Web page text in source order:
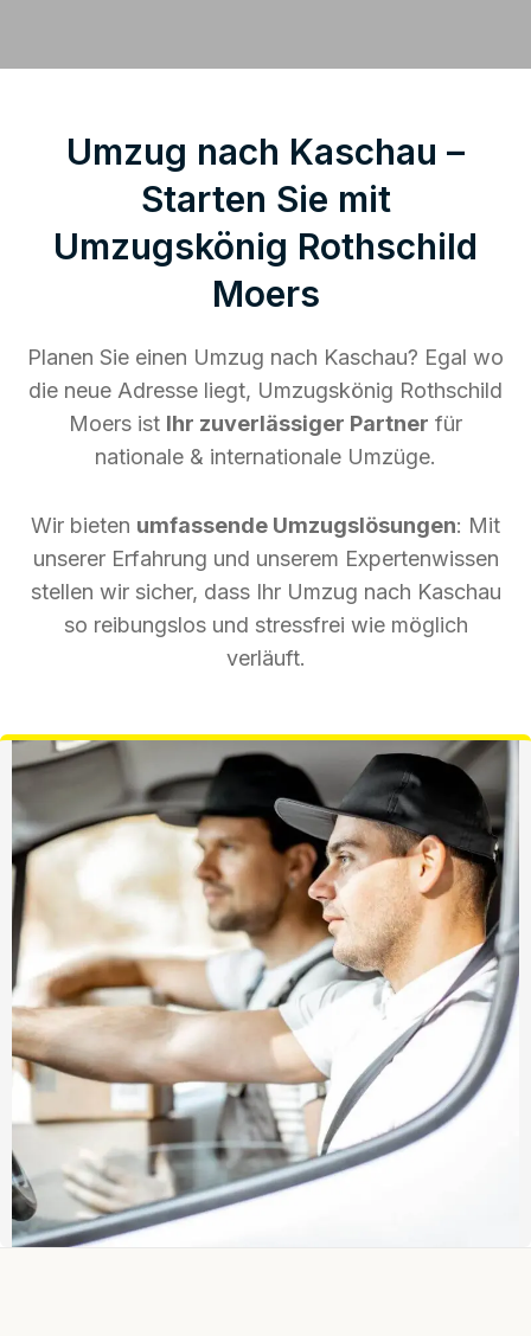
Umzug nach Kaschau –
Starten Sie mit
Umzugskönig Rothschild
Moers
Planen Sie einen Umzug nach Kaschau? Egal wo
die neue Adresse liegt, Umzugskönig Rothschild
Moers ist Ihr zuverlässiger Partner für
nationale & internationale Umzüge.
Wir bieten umfassende Umzugslösungen: Mit
unserer Erfahrung und unserem Expertenwissen
stellen wir sicher, dass Ihr Umzug nach Kaschau
so reibungslos und stressfrei wie möglich
verläuft.